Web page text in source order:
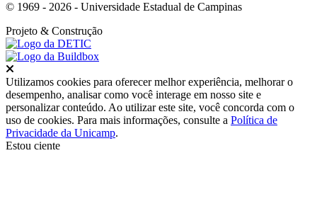
© 1969 - 2026 - Universidade Estadual de Campinas
Projeto & Construção
Utilizamos cookies para oferecer melhor experiência, melhorar o
desempenho, analisar como você interage em nosso site e
personalizar conteúdo. Ao utilizar este site, você concorda com o
uso de cookies. Para mais informações, consulte a Política de
Privacidade da Unicamp.
Estou ciente